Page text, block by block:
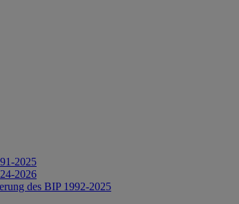
2025
2026
des BIP 1992-2025